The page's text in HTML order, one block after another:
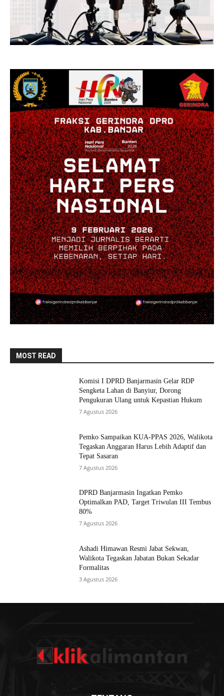
MOST READ
Komisi I DPRD Banjarmasin Gelar RDP
Sengketa Lahan di Banyiur, Dorong
Pengukuran Ulang untuk Kepastian Hukum
7 Agustus 2026
Pemko Sampaikan KUA-PPAS 2026, Walikota
Tegaskan Anggaran Harus Lebih Adaptif dan
Tepat Sasaran
7 Agustus 2026
DPRD Banjarmasin Ingatkan Pemko
Optimalkan PAD, Target Triwulan III Tembus
80%
7 Agustus 2026
Ashadi Himawan Resmi Jabat Sekwan,
Walikota Tegaskan Jabatan Bukan Sekadar
Formalitas
3 Agustus 2026